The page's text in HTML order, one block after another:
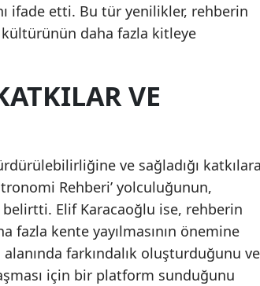
ifade etti. Bu tür yenilikler, rehberin
daha fazla kitleye
VE
ve sağladığı katkılara
Rehberi’ yolculuğunun,
belirtti. Elif Karacaoğlu ise, rehberin
kente yayılmasının önemine
farkındalık oluşturduğunu ve
için bir platform sunduğunu